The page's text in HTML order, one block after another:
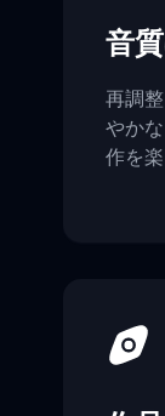
音
再調
やか
作を楽